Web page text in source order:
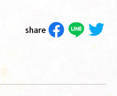
share